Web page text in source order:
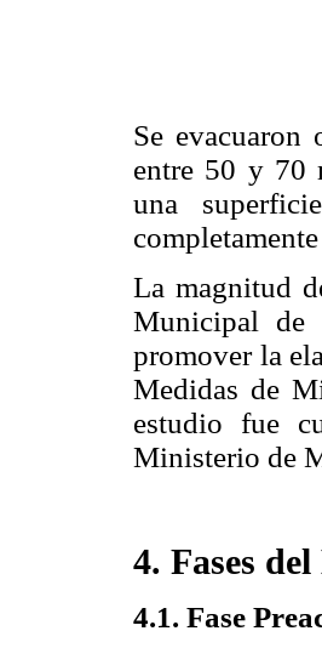
Se evacuaron
entre 50 y 70
una
La magnitud
Municipal de
promover la
Medidas de
estudio fue
Ministerio de
4. Fases
4.1. Fase